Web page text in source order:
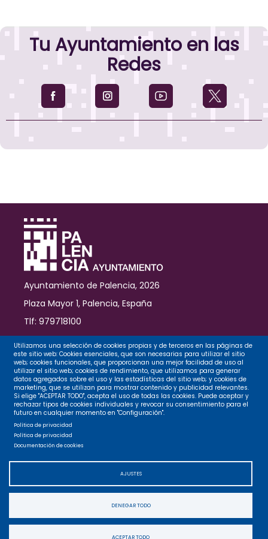
Tu Ayuntamiento en las
Redes
Ayuntamiento de Palencia, 2026
Plaza Mayor 1, Palencia, España
Tlf: 979718100
Contacto
Legal
Privacidad
Accesibilidad
Mapa web
Utilizamos una selección de cookies propias y de terceros en las páginas de
este sitio web: Cookies esenciales, que son necesarias para utilizar el sitio
web; cookies funcionales, que proporcionan una mejor facilidad de uso al
utilizar el sitio web; cookies de rendimiento, que utilizamos para generar
datos agregados sobre el uso y las estadísticas del sitio web; y cookies de
marketing, que se utilizan para mostrar contenido y publicidad relevantes.
Si elige "ACEPTAR TODO", acepta el uso de todas las cookies. Puede aceptar y
rechazar tipos de cookies individuales y revocar su consentimiento para el
futuro en cualquier momento en "Configuración".
Política de privacidad
Política de privacidad
Documentación de cookies
AJUSTES
DENEGAR TODO
ACEPTAR TODO